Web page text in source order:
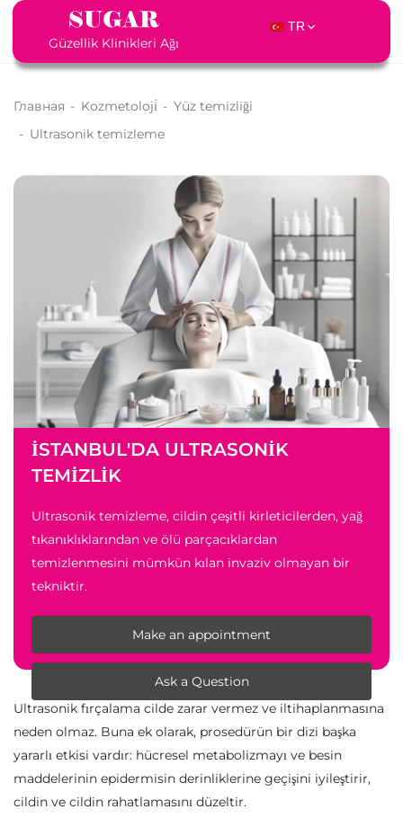
Güzellik Klinikleri Ağı
TR
Главная - Kozmetoloji̇ - Yüz temizliği
- Ultrasonik temizleme
İSTANBUL'DA ULTRASONIK
TEMIZLIK
Ultrasonik temizleme, cildin çeşitli kirleticilerden, yağ
tıkanıklıklarından ve ölü parçacıklardan
temizlenmesini mümkün kılan invaziv olmayan bir
tekniktir.
Make an appointment
Ask a Question
Ultrasonik fırçalama cilde zarar vermez ve iltihaplanmasına
neden olmaz. Buna ek olarak, prosedürün bir dizi başka
yararlı etkisi vardır: hücresel metabolizmayı ve besin
maddelerinin epidermisin derinliklerine geçişini iyileştirir,
cildin ve cildin rahatlamasını düzeltir.